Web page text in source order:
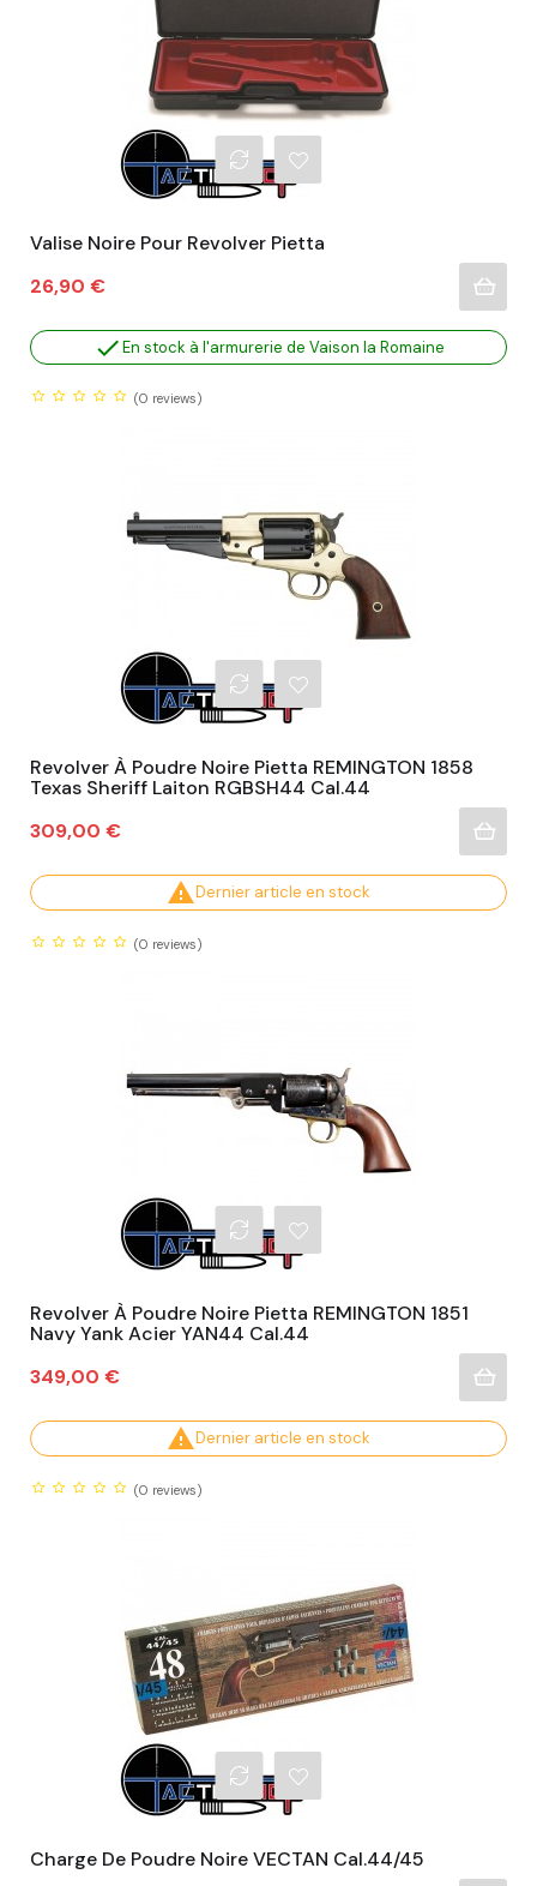
Valise Noire Pour Revolver Pietta
Prix
26,90 €
En stock à l'armurerie de Vaison la Romaine
(0 reviews)
Revolver À Poudre Noire Pietta REMINGTON 1858
Texas Sheriff Laiton RGBSH44 Cal.44
Prix
309,00 €
Dernier article en stock
(0 reviews)
Revolver À Poudre Noire Pietta REMINGTON 1851
Navy Yank Acier YAN44 Cal.44
Prix
349,00 €
Dernier article en stock
(0 reviews)
Charge De Poudre Noire VECTAN Cal.44/45